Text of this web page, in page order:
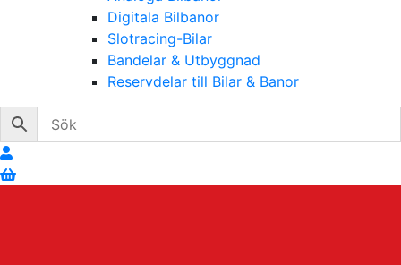
Digitala Bilbanor
Slotracing-Bilar
Bandelar & Utbyggnad
Reservdelar till Bilar & Banor